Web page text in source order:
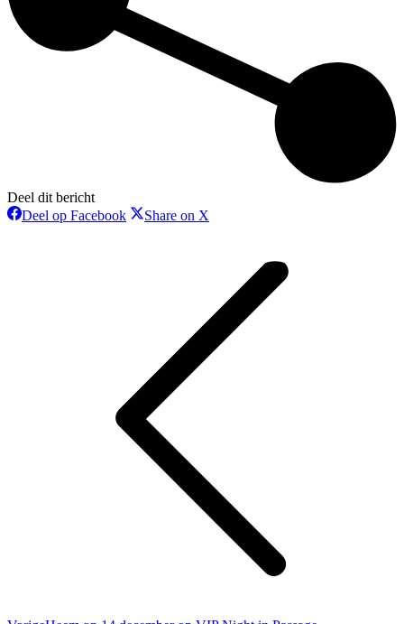
Deel dit bericht
Deel op FacebookDeelShare on X